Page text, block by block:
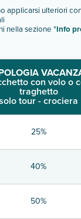
applicarsi ulteriori
nella sezione "Info
con volo o
traghetto
tour - crociera
25%
40%
50%